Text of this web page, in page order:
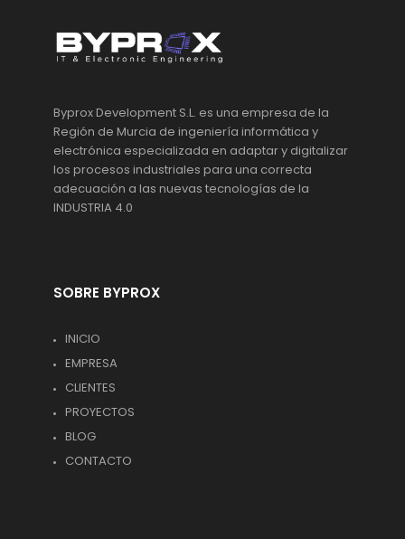
Byprox Development S.L. es una empresa de la
Región de Murcia de ingeniería informática y
electrónica especializada en adaptar y digitalizar
los procesos industriales para una correcta
adecuación a las nuevas tecnologías de la
INDUSTRIA 4.0
SOBRE BYPROX
INICIO
EMPRESA
CLIENTES
PROYECTOS
BLOG
CONTACTO